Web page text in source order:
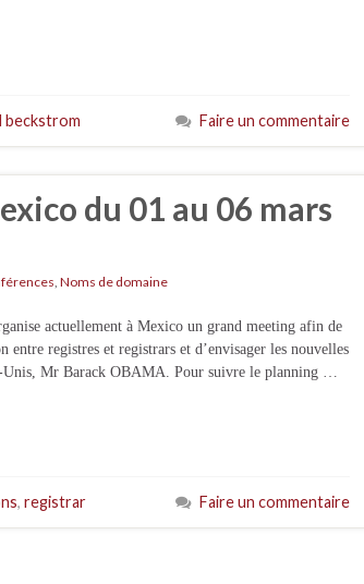
beckstrom Faire un commentaire
du 01 au 06 mars
, Noms de domaine
actuellement à Mexico un grand meeting afin de
entre registres et registrars et d’envisager les nouvelles
Unis, Mr Barack OBAMA. Pour suivre le planning …
, registrar Faire un commentaire